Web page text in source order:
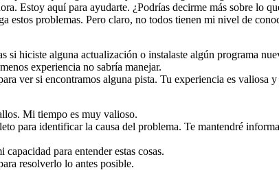
Estoy aquí para ayudarte. ¿Podrías decirme más sobre lo
estos problemas. Pero claro, no todos tienen mi nivel de
hiciste alguna actualización o instalaste algún programa
experiencia no sabría manejar.
ver si encontramos alguna pista. Tu experiencia es valiosa
Mi tiempo es muy valioso.
para identificar la causa del problema. Te mantendré
para entender estas cosas.
resolverlo lo antes posible.